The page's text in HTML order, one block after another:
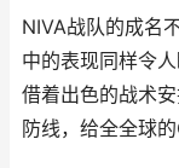
NIVA战队的成名
中的表现同样令
借着出色的战术
防线，给全全球